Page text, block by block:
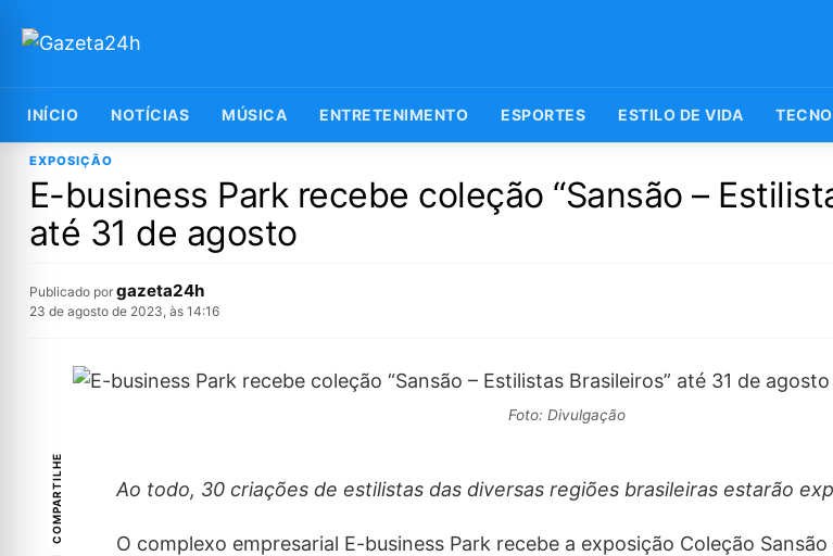
INÍCIO NOTÍCIAS MÚSICA ENTRETENIMENTO ESPORTES ESTILO DE VIDA
EXPOSIÇÃO
E-business Park recebe coleção “Sansão –
até 31 de agosto
Publicado por gazeta24h
23 de agosto de 2023, às 14:16
Foto: Divulgação
COMPARTILHE Ao todo, 30 criações de estilistas das diversas regiões brasileiras estarão
O complexo empresarial E-business Park recebe a exposição Coleção